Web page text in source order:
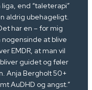
end “taleterapi”
aldrig ubehageligt.
har en – for mig
at blive
EMDR, at man vil
guidet og føler
Anja Bergholt 50+
AuDHD og angst.”